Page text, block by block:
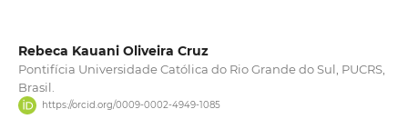
Rebeca Kauani Oliveira Cruz
Pontifícia Universidade Católica do Rio Grande do Sul, PUCRS,
Brasil.
https://orcid.org/0009-0002-4949-1085